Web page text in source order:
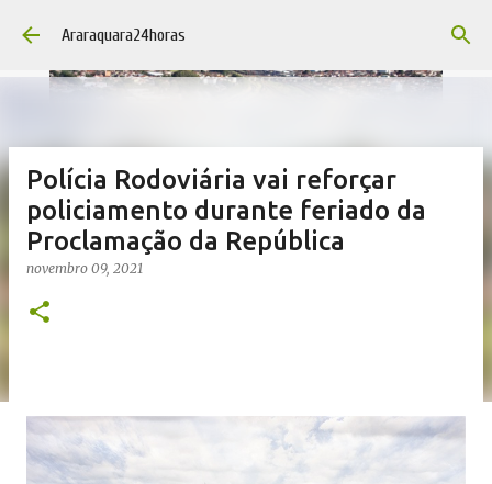
Pular para o conteúdo principal
Araraquara24horas
Polícia Rodoviária vai reforçar
policiamento durante feriado da
Proclamação da República
novembro 09, 2021